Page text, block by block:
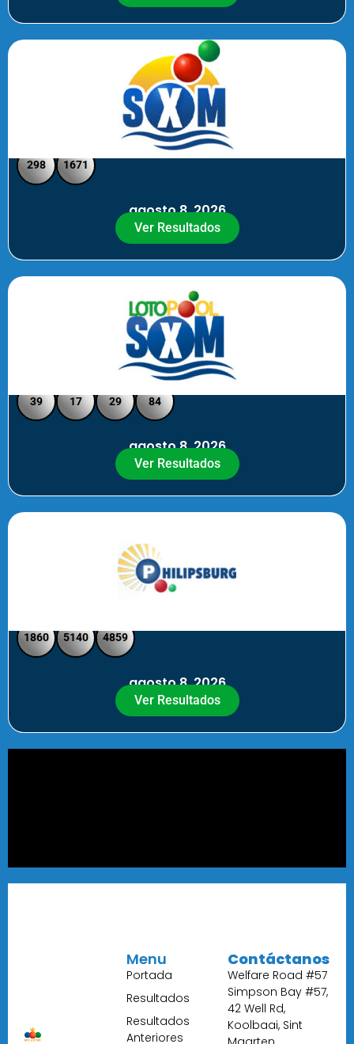
SXM Noche - Pick 3 Pick 4
298 1671
agosto 8, 2026
Ver Resultados
Loto Pool SXM Noche
39 17 29 84
agosto 8, 2026
Ver Resultados
1860 5140 4859
agosto 8, 2026
Ver Resultados
Menu
Portada
Resultados
Resultados
Anteriores
Contáctanos
Welfare Road #57
Simpson Bay #57,
42 Well Rd,
Koolbaai, Sint